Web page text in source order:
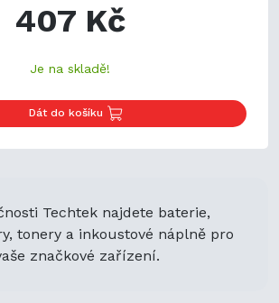
407 Kč
Je na skladě!
Dát do košíku
Techtek najdete baterie,
tonery a inkoustové náplně pro
značkové zařízení.